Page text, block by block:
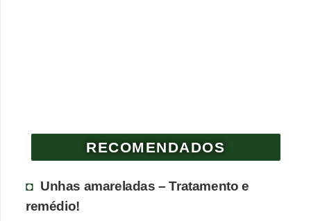
RECOMENDADOS
Unhas amareladas – Tratamento e
remédio!